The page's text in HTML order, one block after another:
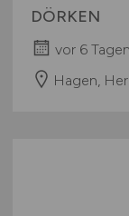
DÖRKEN
vor 6 Tagen
Hagen,